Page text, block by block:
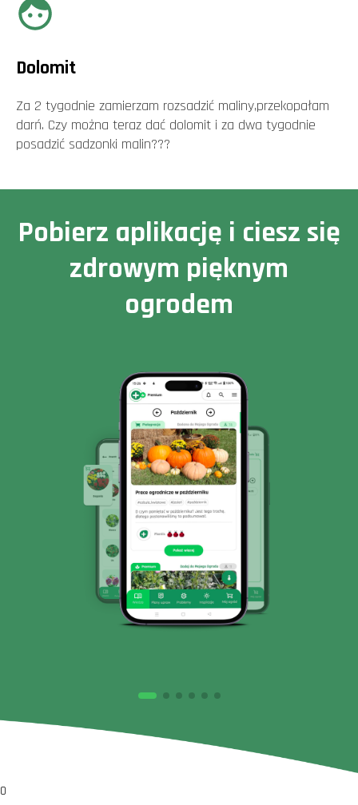
Dolomit
Za 2 tygodnie zamierzam rozsadzić maliny,przekopałam
darń. Czy można teraz dać dolomit i za dwa tygodnie
posadzić sadzonki malin???
Pobierz aplikację i ciesz się
zdrowym pięknym
ogrodem
0